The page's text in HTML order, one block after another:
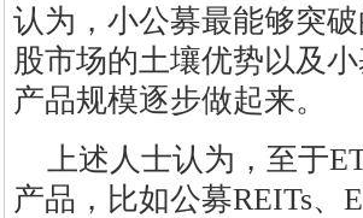
认为，小公募最能够突
股市场的土壤优势以及
产品规模逐步做起来。
上述人士认为，至于
产品，比如公募REITs、